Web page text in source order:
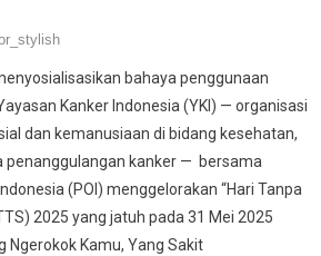
bahaya penggunaan
Kanker Indonesia (YKI) — organisasi
dan kemanusiaan di bidang kesehatan,
penanggulangan kanker — bersama
(POI) menggelorakan “Hari Tanpa
2025 yang jatuh pada 31 Mei 2025
Ngerokok Kamu, Yang Sakit